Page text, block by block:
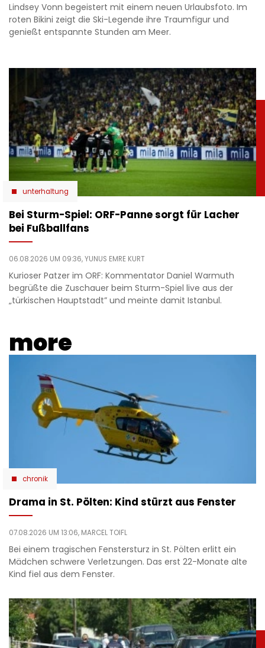
Lindsey Vonn begeistert mit einem neuen Urlaubsfoto. Im
roten Bikini zeigt die Ski-Legende ihre Traumfigur und
genießt entspannte Stunden am Meer.
unterhaltung
Bei Sturm-Spiel: ORF-Panne sorgt für Lacher
bei Fußballfans
06.08.2026 UM 09:36,YUNUS EMRE KURT
Kurioser Patzer im ORF: Kommentator Daniel Warmuth
begrüßte die Zuschauer beim Sturm-Spiel live aus der
„türkischen Hauptstadt” und meinte damit Istanbul.
more
chronik
Drama in St. Pölten: Kind stürzt aus Fenster
07.08.2026 UM 13:06, MARCEL TOIFL
Bei einem tragischen Fenstersturz in St. Pölten erlitt ein
Mädchen schwere Verletzungen. Das erst 22-Monate alte
Kind fiel aus dem Fenster.